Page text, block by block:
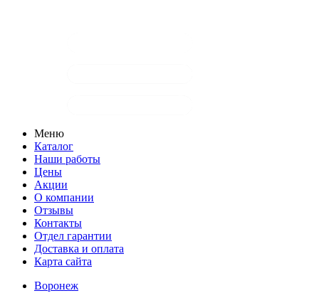
Меню
Каталог
Наши работы
Цены
Акции
О компании
Отзывы
Контакты
Отдел гарантии
Доставка и оплата
Карта сайта
Воронеж